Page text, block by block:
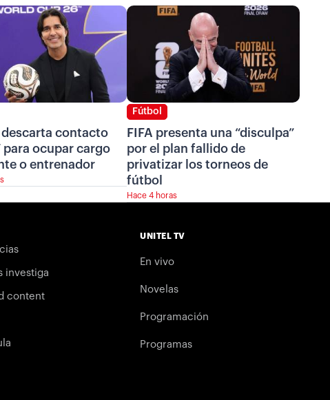
descarta contacto
para ocupar cargo
o entrenador
Fútbol
FIFA presenta una “disculpa”
por el plan fallido de
privatizar los torneos de
fútbol
Hace 4 horas
investiga
content
UNITEL TV
En vivo
Novelas
Programación
Programas